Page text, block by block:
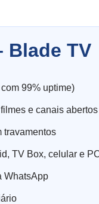
Blade TV
99% uptime)
e canais abertos
travamentos
TV Box, celular e
WhatsApp